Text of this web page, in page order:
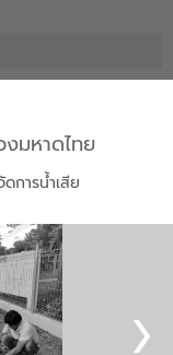
งมหาดไทย
การน้ำเสีย